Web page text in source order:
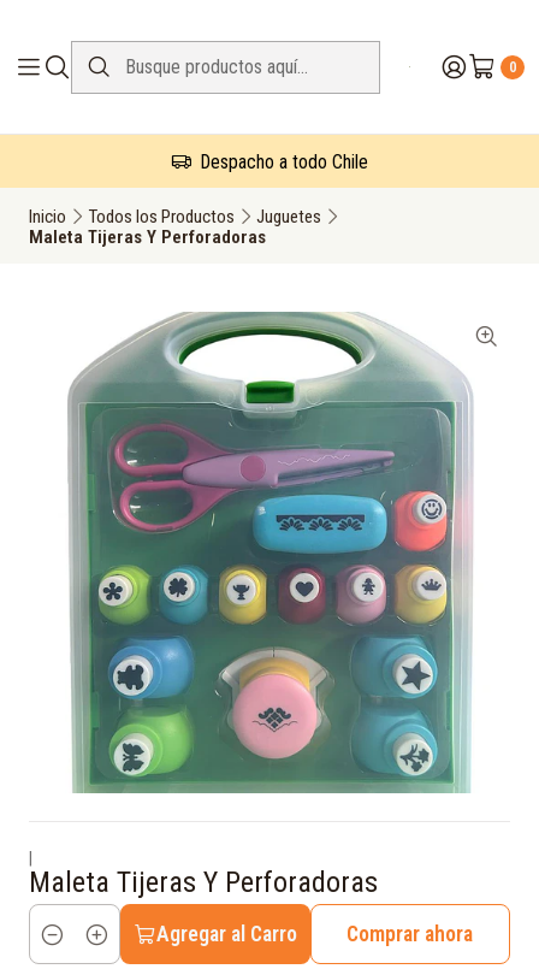
0
Despacho a todo Chile
Inicio Todos los Productos
Juguetes
Maleta Tijeras Y Perforadoras
Maleta Tijeras Y Perforadoras
Cantidad
Agregar al Carro Comprar ahora